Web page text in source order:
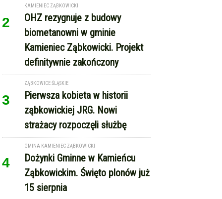
2
KAMIENIEC ZĄBKOWICKI
OHZ rezygnuje z budowy
biometanowni w gminie
Kamieniec Ząbkowicki. Projekt
definitywnie zakończony
3
ZĄBKOWICE ŚLĄSKIE
Pierwsza kobieta w historii
ząbkowickiej JRG. Nowi
strażacy rozpoczęli służbę
4
GMINA KAMIENIEC ZĄBKOWICKI
Dożynki Gminne w Kamieńcu
Ząbkowickim. Święto plonów już
15 sierpnia